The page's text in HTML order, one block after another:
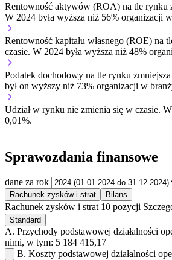
Rentowność aktywów (ROA) na tle rynku
W 2024 była wyższa niż 56% organizacji
Rentowność kapitału własnego (ROE) na
czasie. W 2024 była wyższa niż 48%
Podatek dochodowy na tle rynku
był on wyższy niż 73% organizacji w
Udział w rynku nie zmienia się w czasie.
0,01%.
Sprawozdania finansowe
dane za rok
Rachunek zysków i strat Bilans
Rachunek zysków i strat 10 pozycji
Standard
A. Przychody podstawowej działalności
nimi, w tym: 5 184 415,17
B. Koszty podstawowej działalności